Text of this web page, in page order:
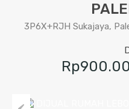
3P6X+RJH Sukajaya,